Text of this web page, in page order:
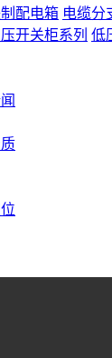
配电箱 电缆分
开关柜系列 低